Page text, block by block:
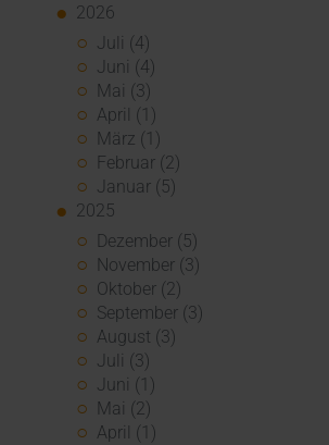
2026
Juli (4)
Juni (4)
Mai (3)
April (1)
März (1)
Februar (2)
Januar (5)
2025
Dezember (5)
November (3)
Oktober (2)
September (3)
August (3)
Juli (3)
Juni (1)
Mai (2)
April (1)